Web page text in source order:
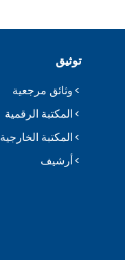
توثيق
وثائق مرجعية
المكتبة الرقمية
المكتبة الخارجية
أرشيف